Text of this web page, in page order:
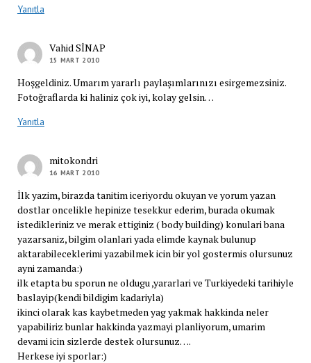
Yanıtla
Vahid SİNAP
15 MART 2010
Hoşgeldiniz. Umarım yararlı paylaşımlarınızı esirgemezsiniz.
Fotoğraflarda ki haliniz çok iyi, kolay gelsin…
Yanıtla
mitokondri
16 MART 2010
İlk yazim, birazda tanitim iceriyordu okuyan ve yorum yazan
dostlar oncelikle hepinize tesekkur ederim, burada okumak
istedikleriniz ve merak ettiginiz ( body building) konulari bana
yazarsaniz, bilgim olanlari yada elimde kaynak bulunup
aktarabileceklerimi yazabilmek icin bir yol gostermis olursunuz
ayni zamanda:)
ilk etapta bu sporun ne oldugu ,yararlari ve Turkiyedeki tarihiyle
baslayip(kendi bildigim kadariyla)
ikinci olarak kas kaybetmeden yag yakmak hakkinda neler
yapabiliriz bunlar hakkinda yazmayi planliyorum, umarim
devami icin sizlerde destek olursunuz….
Herkese iyi sporlar:)